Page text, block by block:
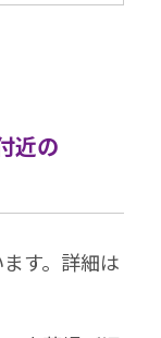
近の
す。詳細は